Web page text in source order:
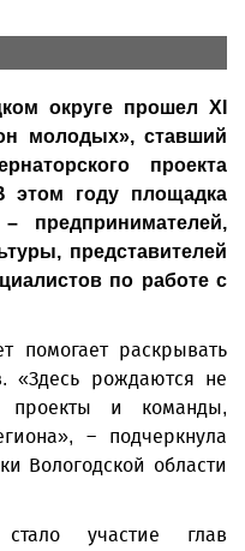
округе прошел XI
молодых», ставший
проекта
этом году площадка
предпринимателей,
представителей
по работе с
помогает раскрывать
«Здесь рождаются не
проекты и команды,
– подчеркнула
Вологодской области
участие глав